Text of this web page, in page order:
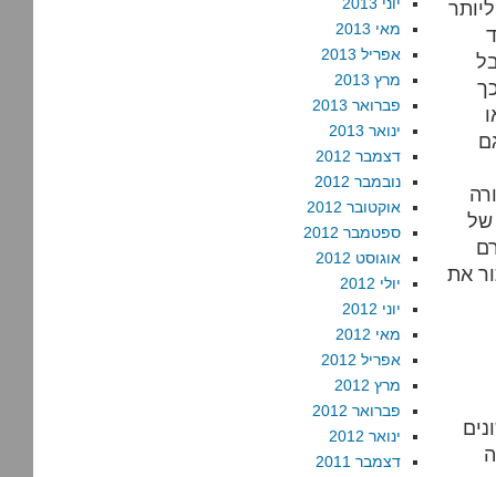
של
את
מאי 2013
אפריל 2013
מרץ 2013
פברואר 2013
ינואר 2013
דצמבר 2012
נובמבר 2012
אוקטובר 2012
ספטמבר 2012
אוגוסט 2012
יולי 2012
יוני 2012
מאי 2012
אפריל 2012
מרץ 2012
פברואר 2012
ינואר 2012
דצמבר 2011